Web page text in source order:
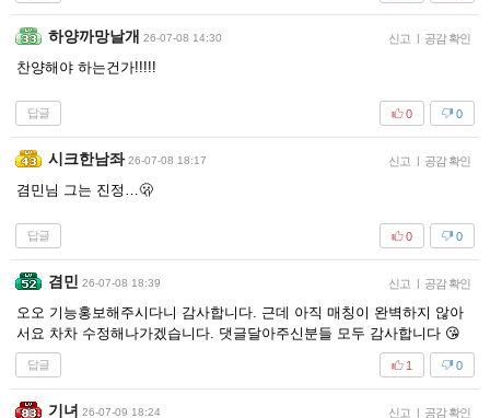
하양까망날개 26-07-08 14:30 신고 | 공감 확인
찬양해야 하는건가!!!!!
답글 0
0
시크한남좌 26-07-08 18:17 신고 | 공감 확인
겸민님 그는 진정…🫢
답글 0
0
겸민 26-07-08 18:39 신고 | 공감 확인
오오 기능홍보해주시다니 감사합니다. 근데 아직 매칭이 완벽하지 않아
서요 차차 수정해나가겠습니다. 댓글달아주신분들 모두 감사합니다 😘
답글 0
1
기녀 26-07-09 18:24 신고 | 공감 확인